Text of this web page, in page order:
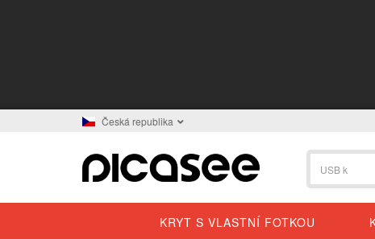
Česká republika
KRYT S VLASTNÍ FOTKOU